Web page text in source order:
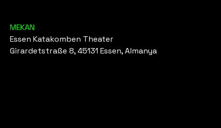
MEKAN
Essen Katakomben Theater
Girardetstraße 8, 45131 Essen, Almanya